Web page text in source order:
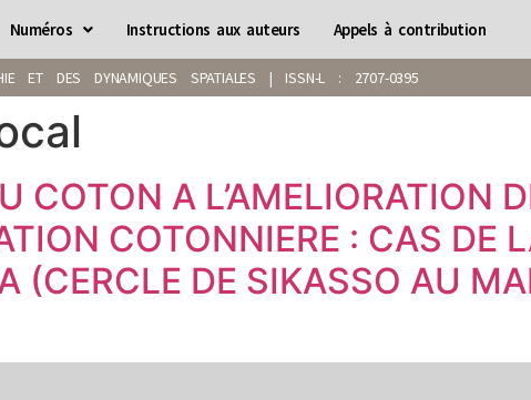
Numéros Instructions aux auteurs Appels à contribution
ET DES DYNAMIQUES SPATIALES | ISSN-L : 2707-0395
COTON A L’AMELIORATION
COTONNIERE : CAS DE
(CERCLE DE SIKASSO AU